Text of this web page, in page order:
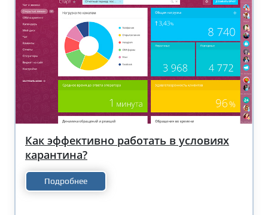
Как эффективно работать в условиях
карантина?
Подробнее